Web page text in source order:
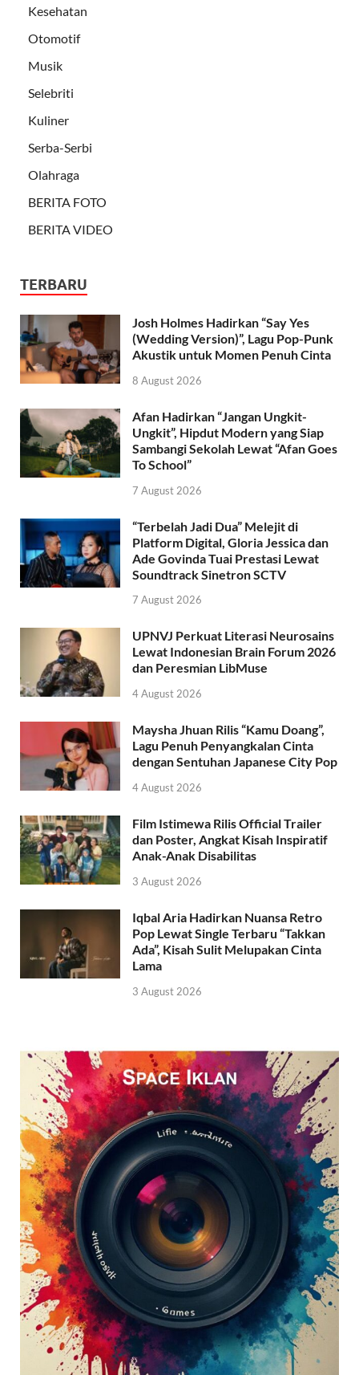
Kesehatan
Otomotif
Musik
Selebriti
Kuliner
Serba-Serbi
Olahraga
BERITA FOTO
BERITA VIDEO
TERBARU
Josh Holmes Hadirkan “Say Yes
(Wedding Version)”, Lagu Pop-Punk
Akustik untuk Momen Penuh Cinta
8 August 2026
Afan Hadirkan “Jangan Ungkit-
Ungkit”, Hipdut Modern yang Siap
Sambangi Sekolah Lewat “Afan Goes
To School”
7 August 2026
“Terbelah Jadi Dua” Melejit di
Platform Digital, Gloria Jessica dan
Ade Govinda Tuai Prestasi Lewat
Soundtrack Sinetron SCTV
7 August 2026
UPNVJ Perkuat Literasi Neurosains
Lewat Indonesian Brain Forum 2026
dan Peresmian LibMuse
4 August 2026
Maysha Jhuan Rilis “Kamu Doang”,
Lagu Penuh Penyangkalan Cinta
dengan Sentuhan Japanese City Pop
4 August 2026
Film Istimewa Rilis Official Trailer
dan Poster, Angkat Kisah Inspiratif
Anak-Anak Disabilitas
3 August 2026
Iqbal Aria Hadirkan Nuansa Retro
Pop Lewat Single Terbaru “Takkan
Ada”, Kisah Sulit Melupakan Cinta
Lama
3 August 2026